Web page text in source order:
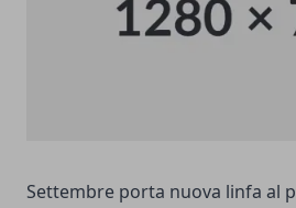
Settembre porta nuova linfa al